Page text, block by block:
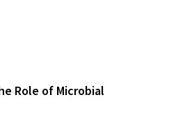
Role of Microbial